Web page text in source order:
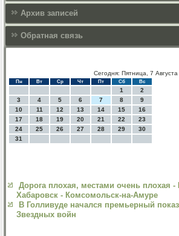
Архив записей
Обратная связь
Сегодня: Пятница, 7 Августа
Пн Вт Ср Чт Пт Сб Вс
1
2
3
4 5 6 7 8
9
10
11 12 13 14 15
16
17
18 19 20 21 22
23
24
25 26 27 28 29
30
31
Дорога плохая, местами очень плохая -
Хабаровск - Комсомольск-на-Амуре
В Голливуде начался премьерный
Звездных войн